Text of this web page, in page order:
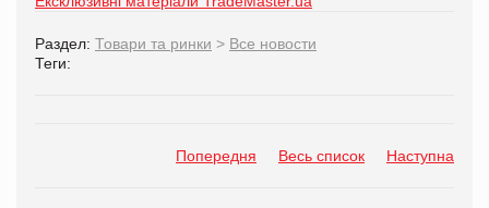
Раздел: Товари та ринки > Все новости
Теги:
Попередня Весь список Наступна